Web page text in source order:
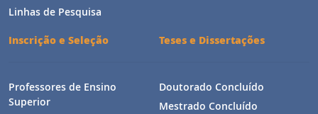
Linhas de Pesquisa
Inscrição e Seleção
Professores de Ensino
Superior
Teses e Dissertações
Doutorado Concluído
Mestrado Concluído